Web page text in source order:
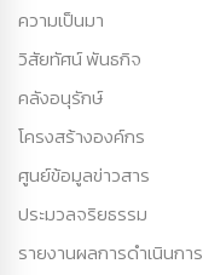
ความเป็นมา
วิสัยทัศน์ พันธกิจ
คลังอนุรักษ์
โครงสร้างองค์กร
ศูนย์ข้อมูลข่าวสาร
ประมวลจริยธรรม
รายงานผลการดำเนินการ